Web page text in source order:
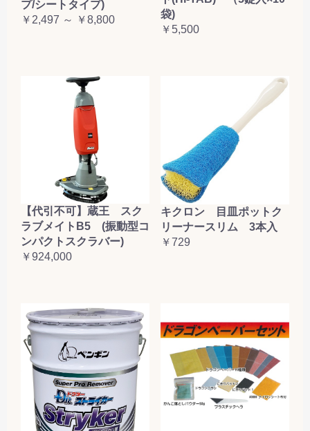
プ/シートタイプ)
￥2,497 ～ ￥8,800
袋)
￥5,500
【代引不可】蔵王 スク
ラブメイトB5 (振動型コ
ンパクトスクラバー)
￥924,000
キクロン 目皿ポットク
リーナースリム 3本入
￥729